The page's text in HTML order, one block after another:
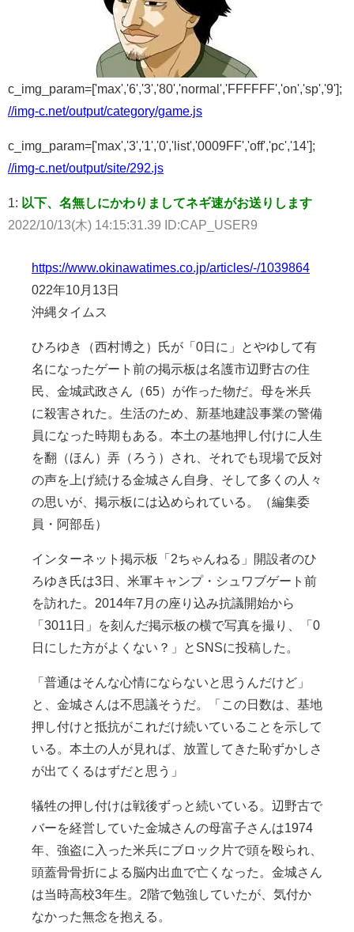
c_img_param=['max','6','3','80','normal','FFFFFF','on','sp','9'];
//img-c.net/output/category/game.js
c_img_param=['max','3','1','0','list','0009FF','off','pc','14'];
//img-c.net/output/site/292.js
1: 以下、名無しにかわりましてネギ速がお送りします
2022/10/13(木) 14:15:31.39 ID:CAP_USER9
https://www.okinawatimes.co.jp/articles/-/1039864
022年10月13日
沖縄タイムス
ひろゆき（西村博之）氏が「0日に」とやゆして有
名になったゲート前の掲示板は名護市辺野古の住
民、金城武政さん（65）が作った物だ。母を米兵
に殺害された。生活のため、新基地建設事業の警備
員になった時期もある。本土の基地押し付けに人生
を翻（ほん）弄（ろう）され、それでも現場で反対
の声を上げ続ける金城さん自身、そして多くの人々
の思いが、掲示板には込められている。（編集委
員・阿部岳）
インターネット掲示板「2ちゃんねる」開設者のひ
ろゆき氏は3日、米軍キャンプ・シュワブゲート前
を訪れた。2014年7月の座り込み抗議開始から
「3011日」を刻んだ掲示板の横で写真を撮り、「0
日にした方がよくない？」とSNSに投稿した。
「普通はそんな心情にならないと思うんだけど」
と、金城さんは不思議そうだ。「この日数は、基地
押し付けと抵抗がこれだけ続いていることを示して
いる。本土の人が見れば、放置してきた恥ずかしさ
が出てくるはずだと思う」
犠牲の押し付けは戦後ずっと続いている。辺野古で
バーを経営していた金城さんの母富子さんは1974
年、強盗に入った米兵にブロック片で頭を殴られ、
頭蓋骨骨折による脳内出血で亡くなった。金城さん
は当時高校3年生。2階で勉強していたが、気付か
なかった無念を抱える。